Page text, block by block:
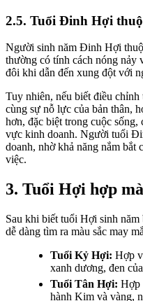
2.5. Tuổi Đinh Hợi
Người sinh năm Đinh Hợi
thường có tính cách nóng nảy
đôi khi dẫn đến xung đột với
Tuy nhiên, nếu biết điều
cùng sự nỗ lực của bản thân,
hơn, đặc biệt trong cuộc
vực kinh doanh. Người tuổi
doanh, nhờ khả năng nắm bắt
việc.
3. Tuổi Hợi hợp
Sau khi biết tuổi Hợi sinh
dễ dàng tìm ra màu sắc may
Tuổi Kỷ Hợi: Hợp
xanh dương, đen
Tuổi Tân Hợi: Hợp
hành Kim và vàng,